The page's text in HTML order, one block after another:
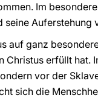
Im
seine
auf ganz
Christus erfüllt hat.
vor der
sich die